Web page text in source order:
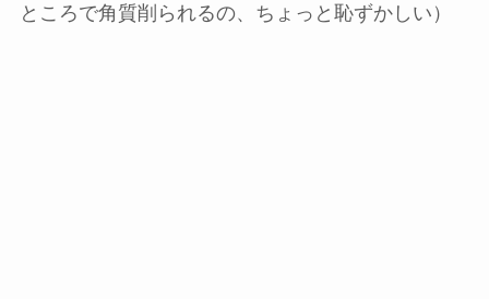
ところで角質削られるの、ちょっと恥ずかしい）